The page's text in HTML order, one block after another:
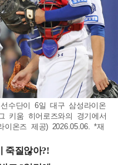
수단이 6일 대구 삼성라이온
키움 히어로즈와의 경기에서
온즈 제공) 2026.05.06. *재